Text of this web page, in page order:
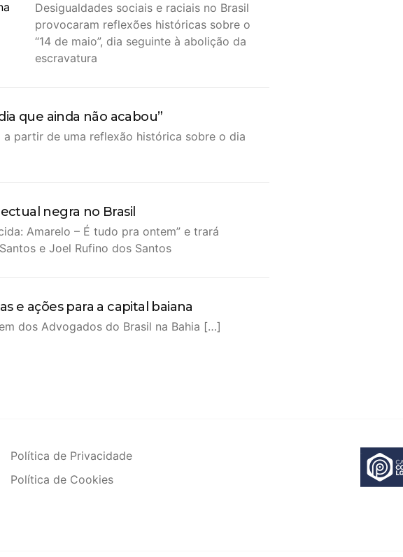
Desigualdades sociais e raciais no Brasil
provocaram reflexões históricas sobre o
“14 de maio”, dia seguinte à abolição da
escravatura
que ainda não acabou”
partir de uma reflexão histórica sobre o dia
negra no Brasil
Amarelo – É tudo pra ontem” e trará
e Joel Rufino dos Santos
e ações para a capital baiana
dos Advogados do Brasil na Bahia […]
Política de Privacidade
Política de Cookies